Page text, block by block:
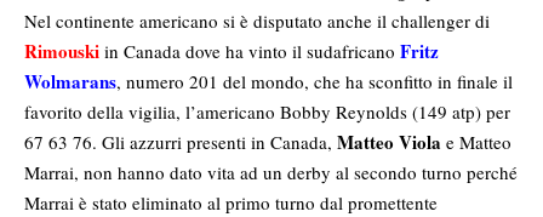
Nel continente americano si è disputato anche il challenger di
Rimouski in Canada dove ha vinto il sudafricano Fritz
Wolmarans, numero 201 del mondo, che ha sconfitto in finale il
favorito della vigilia, l’americano Bobby Reynolds (149 atp) per
67 63 76. Gli azzurri presenti in Canada, Matteo Viola e Matteo
Marrai, non hanno dato vita ad un derby al secondo turno perché
Marrai è stato eliminato al primo turno dal promettente